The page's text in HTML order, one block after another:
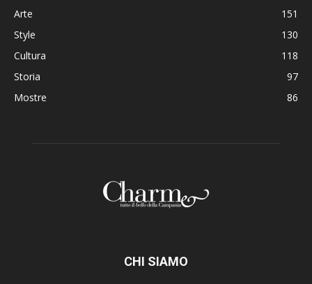
Arte
151
Style
130
Cultura
118
Storia
97
Mostre
86
CHI SIAMO